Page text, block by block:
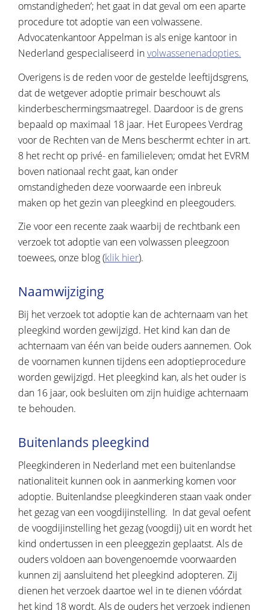
omstandigheden’; het gaat in dat geval om een aparte
procedure tot adoptie van een volwassene.
Advocatenkantoor Appelman is als enige kantoor in
Nederland gespecialiseerd involwassenenadopties.
Overigens is de reden voor de gestelde leeftijdsgrens,
dat de wetgever adoptie primair beschouwt als
kinderbeschermingsmaatregel. Daardoor is de grens
bepaald op maximaal 18 jaar. Het Europees Verdrag
voor de Rechten van de Mens beschermt echter in art.
8 het recht op privé- en familieleven; omdat het EVRM
boven nationaal recht gaat, kan onder
omstandigheden deze voorwaarde een inbreuk
maken op het gezin van pleegkind en pleegouders.
Zie voor een recente zaak waarbij de rechtbank een
verzoek tot adoptie van een volwassen pleegzoon
toewees, onze blog (klik hier).
Naamwijziging
Bij het verzoek tot adoptie kan de achternaam van het
pleegkind worden gewijzigd. Het kind kan dan de
achternaam van één van beide ouders aannemen. Ook
de voornamen kunnen tijdens een adoptieprocedure
worden gewijzigd. Het pleegkind kan, als het ouder is
dan 16 jaar, ook besluiten om zijn huidige achternaam
te behouden.
Buitenlands pleegkind
Pleegkinderen in Nederland met een buitenlandse
nationaliteit kunnen ook in aanmerking komen voor
adoptie. Buitenlandse pleegkinderen staan vaak onder
het gezag van een voogdijinstelling. In dat geval oefent
de voogdijinstelling het gezag (voogdij) uit en wordt het
kind ondertussen in een pleeggezin geplaatst. Als de
ouders voldoen aan bovengenoemde voorwaarden
kunnen zij aansluitend het pleegkind adopteren. Zij
dienen het verzoek daartoe wel in te dienen vóórdat
het kind 18 wordt. Als de ouders het verzoek indienen